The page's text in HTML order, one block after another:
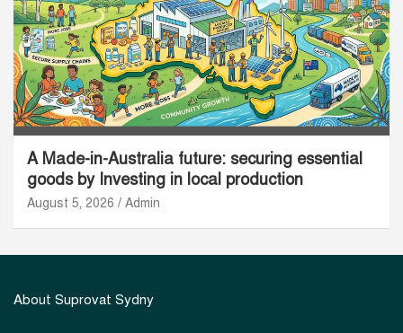
A Made-in-Australia future: securing essential
goods by Investing in local production
August 5, 2026 Admin
About Suprovat Sydny